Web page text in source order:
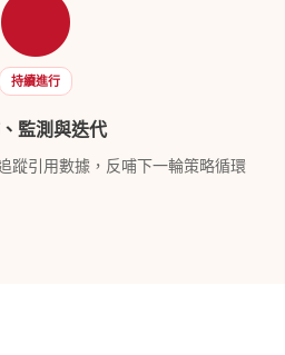
持續進行
監測與迭代
蹤引用數據，反哺下一輪策略循環